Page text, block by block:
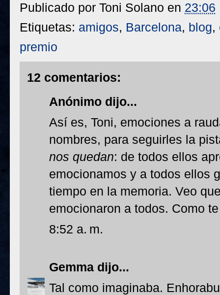
Publicado por Toni Solano en 23:06
Etiquetas: amigos, Barcelona, blog,
premio
12 comentarios:
Anónimo dijo...
Así es, Toni, emociones a
nombres, para seguirles la
nos quedan: de todos ellos
emocionamos y a todos ellos
tiempo en la memoria. Veo
emocionaron a todos. Como
8:52 a. m.
Gemma dijo...
Tal como imaginaba.